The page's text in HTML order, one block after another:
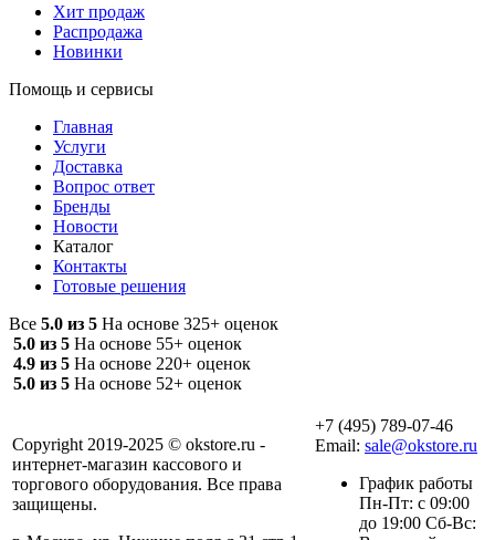
Хит продаж
Распродажа
Новинки
Помощь и сервисы
Главная
Услуги
Доставка
Вопрос ответ
Бренды
Новости
Каталог
Контакты
Готовые решения
Все 5.0 из 5 На основе 325+ оценок
5.0 из 5 На основе 55+ оценок
4.9 из 5 На основе 220+ оценок
5.0 из 5 На основе 52+ оценок
Copyright 2019-2025 © okstore.ru -
интернет-магазин кассового и
торгового оборудования. Все права
защищены.
+7 (495) 789-07-46
Email: sale@okstore.ru
График работы
Пн-Пт: с 09:00
до 19:00 Сб-Вс: